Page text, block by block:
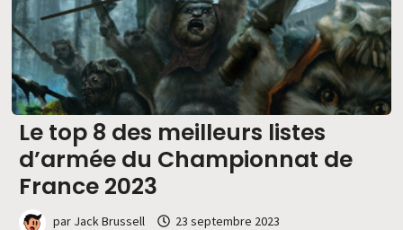
Le top 8 des meilleurs listes
d’armée du Championnat de
France 2023
par Jack Brussell 23 septembre 2023